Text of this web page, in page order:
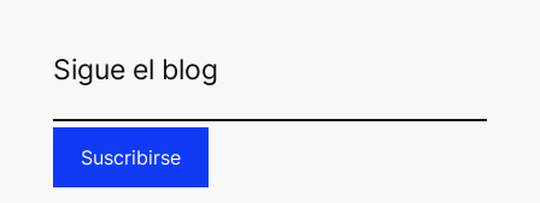
Sigue el blog
Suscribirse